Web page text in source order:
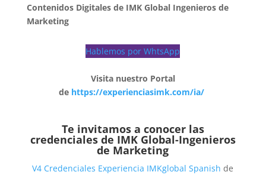
Contenidos Digitales de IMK Global Ingenieros de
Marketing
Hablemos por WhtsApp
Visita nuestro Portal
de https://experienciasimk.com/ia/
Te invitamos a conocer las
credenciales de IMK Global-Ingenieros
de Marketing
V4 Credenciales Experiencia IMKglobal Spanish de